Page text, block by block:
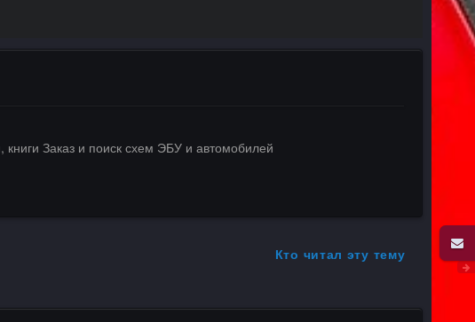
Заказ и поиск схем ЭБУ и автомобилей
Кто читал эту тему